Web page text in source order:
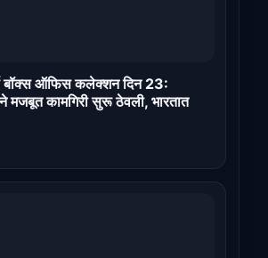
बॉक्स ऑफिस कलेक्शन दिन 23:
मजबूत कामगिरी सुरू ठेवली, भारतात